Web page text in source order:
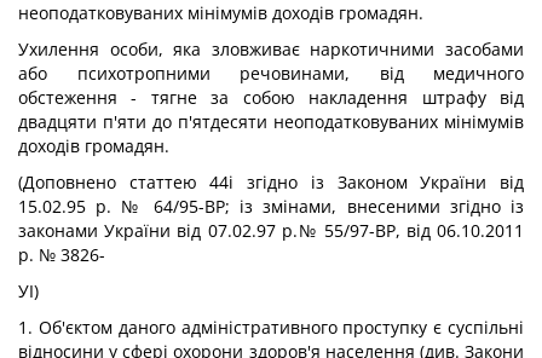
неоподатковуваних мінімумів доходів громадян.
Ухилення особи, яка зловживає наркотичними засобами
або психотропними речовинами, від медичного
обстеження - тягне за собою накладення штрафу від
двадцяти п'яти до п'ятдесяти неоподатковуваних мінімумів
доходів громадян.
(Доповнено статтею 44і згідно із Законом України від
15.02.95 р. № 64/95-ВР; із змінами, внесеними згідно із
законами України від 07.02.97 р.№ 55/97-ВР, від 06.10.2011
р. № 3826-
УІ)
1. Об'єктом даного адміністративного проступку є суспільні
відносини у сфері охорони здоров'я населення (див. Закони